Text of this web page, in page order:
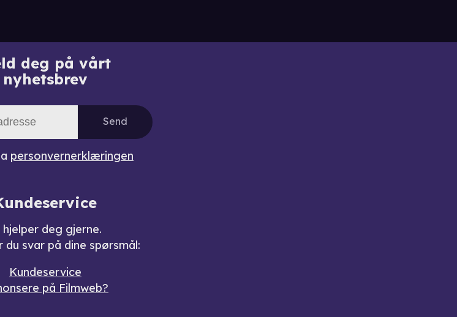
deg på vårt
nyhetsbrev
Send
personvernerklæringen
hjelper deg gjerne.
du svar på dine spørsmål:
Kundeservice
på Filmweb?